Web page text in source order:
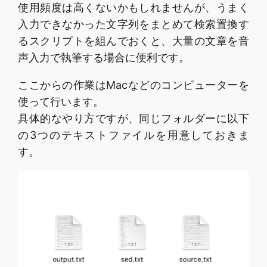
使用頻度は高くないかもしれませんが、うまく
入力できなかった文字列をまとめて検索置換す
るスクリプトを組んでおくと、大量の文章を音
声入力で執筆する場合に便利です。
ここからの作業はMacなどのコンピューターを
使って行います。
具体的なやり方ですが、同じフォルダーに以下
の3つのテキストファイルを用意しておきま
す。